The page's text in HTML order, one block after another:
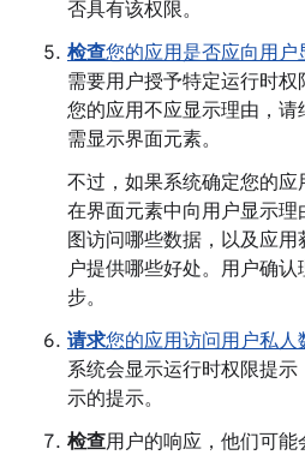
否具有该权限。
检查您的应用是否应向用户
需要用户授予特定运行时
您的应用不应显示理由，
需显示界面元素。
不过，如果系统确定您的
在界面元素中向用户显示
图访问哪些数据，以及应
户提供哪些好处。用户确
步。
请求您的应用访问用户私人
系统会显示运行时权限提示
示的提示。
检查用户的响应，他们可